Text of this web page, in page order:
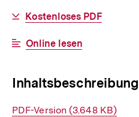
Download-
Kostenloses PDF
Interner
Online lesen
Inhaltsbeschreibung
Interner
PDF-Version (3.648 KB)